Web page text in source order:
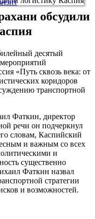
обсудили
десятый
«Путь сквозь века: от
коридоров
транспортной
Фаткин, директор
речи он подчеркнул
словам, Каспийский
и важным со всех
и
существенно
Фаткин назвал
стратегии
и возможностей.